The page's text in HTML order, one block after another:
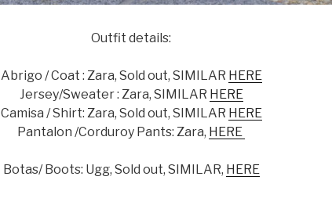
Outfit details:
Abrigo / Coat : Zara, Sold out, SIMILAR HERE
Jersey/Sweater : Zara, SIMILAR HERE
Camisa / Shirt: Zara, Sold out, SIMILAR HERE
Pantalon /Corduroy Pants: Zara, HERE
Botas/ Boots: Ugg, Sold out, SIMILAR, HERE